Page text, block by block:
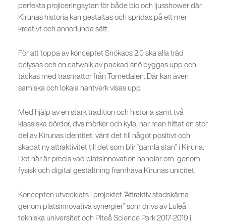
perfekta projiceringsytan för både bio och ljusshower där
Kirunas historia kan gestaltas och spridas på ett mer
kreativt och annorlunda sätt.
För att toppa av konceptet Snökaos 2.0 ska alla träd
belysas och en catwalk av packad snö byggas upp och
täckas med trasmattor från Tornedalen. Där kan även
samiska och lokala hantverk visas upp.
Med hjälp av en stark tradition och historia samt två
klassiska bördor, dvs mörker och kyla, har man hittat en stor
del av Kirunas identitet, vänt det till något positivt och
skapat ny attraktivitet till det som blir ”gamla stan” i Kiruna.
Det här är precis vad platsinnovation handlar om, genom
fysisk och digital gestaltning framhäva Kirunas unicitet.
Koncepten utvecklats i projektet ”Attraktiv stadskärna
genom platsinnovativa synergier” som drivs av Luleå
tekniska universitet och Piteå Science Park 2017-2019 i